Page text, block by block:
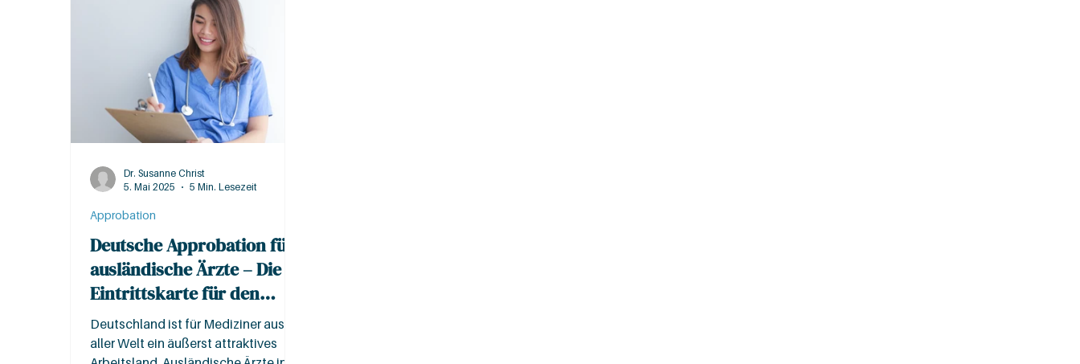
Deutsche Approbation für
ausländische Ärzte – Die
Eintrittskarte für den
Berufseinstieg als Arzt in
Deutschland!
Deutschland ist für Mediziner aus
aller Welt ein äußerst attraktives
Approbation
Dr. Susanne Christ
5. Mai 2025
5 Min. Lesezeit